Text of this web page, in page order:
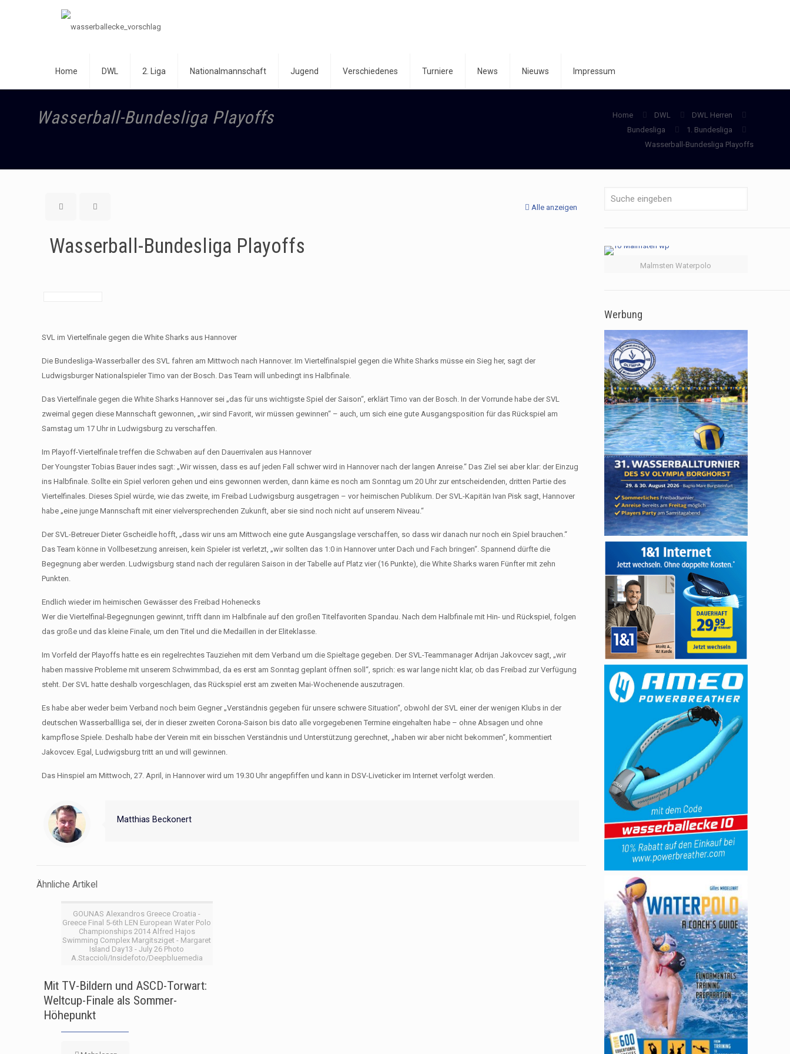
Home DWL 2. Liga Nationalmannschaft Jugend Verschiedenes Turniere News Nieuws Impressum
Wasserball-Bundesliga Playoffs Home DWL
DWL Herren
Bundesliga
1. Bundesliga
Wasserball-Bundesliga Playoffs
Alle anzeigen
Wasserball-Bundesliga Playoffs
SVL im Viertelfinale gegen die White Sharks aus Hannover
Die Bundesliga-Wasserballer des SVL fahren am Mittwoch nach Hannover. Im Viertelfinalspiel gegen die White Sharks müsse ein Sieg her, sagt der
Ludwigsburger Nationalspieler Timo van der Bosch. Das Team will unbedingt ins Halbfinale.
Das Viertelfinale gegen die White Sharks Hannover sei „das für uns wichtigste Spiel der Saison“, erklärt Timo van der Bosch. In der Vorrunde habe der SVL
zweimal gegen diese Mannschaft gewonnen, „wir sind Favorit, wir müssen gewinnen“ – auch, um sich eine gute Ausgangsposition für das Rückspiel am
Samstag um 17 Uhr in Ludwigsburg zu verschaffen.
Im Playoff-Viertelfinale treffen die Schwaben auf den Dauerrivalen aus Hannover
Der Youngster Tobias Bauer indes sagt: „Wir wissen, dass es auf jeden Fall schwer wird in Hannover nach der langen Anreise.“ Das Ziel sei aber klar: der Einzug
ins Halbfinale. Sollte ein Spiel verloren gehen und eins gewonnen werden, dann käme es noch am Sonntag um 20 Uhr zur entscheidenden, dritten Partie des
Viertelfinales. Dieses Spiel würde, wie das zweite, im Freibad Ludwigsburg ausgetragen – vor heimischen Publikum. Der SVL-Kapitän Ivan Pisk sagt, Hannover
habe „eine junge Mannschaft mit einer vielversprechenden Zukunft, aber sie sind noch nicht auf unserem Niveau.“
Der SVL-Betreuer Dieter Gscheidle hofft, „dass wir uns am Mittwoch eine gute Ausgangslage verschaffen, so dass wir danach nur noch ein Spiel brauchen.“
Das Team könne in Vollbesetzung anreisen, kein Spieler ist verletzt, „wir sollten das 1:0 in Hannover unter Dach und Fach bringen“. Spannend dürfte die
Begegnung aber werden. Ludwigsburg stand nach der regulären Saison in der Tabelle auf Platz vier (16 Punkte), die White Sharks waren Fünfter mit zehn
Punkten.
Endlich wieder im heimischen Gewässer des Freibad Hohenecks
Wer die Viertelfinal-Begegnungen gewinnt, trifft dann im Halbfinale auf den großen Titelfavoriten Spandau. Nach dem Halbfinale mit Hin- und Rückspiel, folgen
das große und das kleine Finale, um den Titel und die Medaillen in der Eliteklasse.
Im Vorfeld der Playoffs hatte es ein regelrechtes Tauziehen mit dem Verband um die Spieltage gegeben. Der SVL-Teammanager Adrijan Jakovcev sagt, „wir
haben massive Probleme mit unserem Schwimmbad, da es erst am Sonntag geplant öffnen soll“, sprich: es war lange nicht klar, ob das Freibad zur Verfügung
steht. Der SVL hatte deshalb vorgeschlagen, das Rückspiel erst am zweiten Mai-Wochenende auszutragen.
Es habe aber weder beim Verband noch beim Gegner „Verständnis gegeben für unsere schwere Situation“, obwohl der SVL einer der wenigen Klubs in der
deutschen Wasserballliga sei, der in dieser zweiten Corona-Saison bis dato alle vorgegebenen Termine eingehalten habe – ohne Absagen und ohne
kampflose Spiele. Deshalb habe der Verein mit ein bisschen Verständnis und Unterstützung gerechnet, „haben wir aber nicht bekommen“, kommentiert
Jakovcev. Egal, Ludwigsburg tritt an und will gewinnen.
Das Hinspiel am Mittwoch, 27. April, in Hannover wird um 19.30 Uhr angepfiffen und kann in DSV-Liveticker im Internet verfolgt werden.
Matthias Beckonert
Ähnliche Artikel
GOUNAS Alexandros Greece Croatia -
Greece Final 5-6th LEN European Water Polo
Championships 2014 Alfred Hajos
Swimming Complex Margitsziget - Margaret
Island Day13 - July 26 Photo
A.Staccioli/Insidefoto/Deepbluemedia
Mit TV-Bildern und ASCD-Torwart:
Weltcup-Finale als Sommer-
Höhepunkt
Malmsten Waterpolo
Werbung